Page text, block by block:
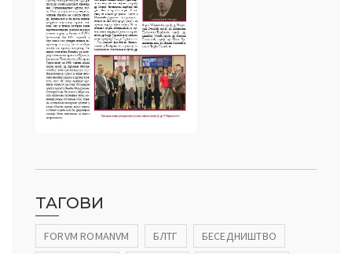
ТАГОВИ
FORVM ROMANVM БЛТГ
БЕСЕДНИШТВО